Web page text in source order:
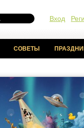
Вход
СОВЕТЫ